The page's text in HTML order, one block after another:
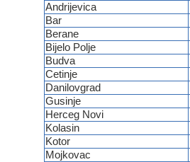
Andrijevica
Bar
Berane
Bijelo Polje
Budva
Cetinje
Danilovgrad
Gusinje
Herceg Novi
Kolasin
Kotor
Mojkovac